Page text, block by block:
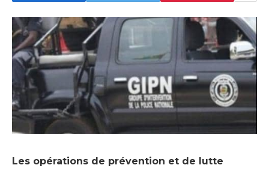
Les opérations de prévention et de lutte